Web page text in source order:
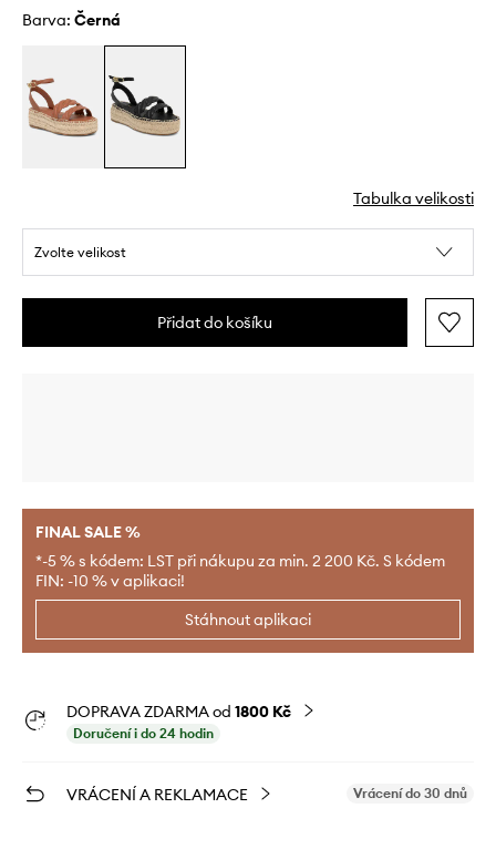
Barva: černá
Tabulka velikosti
Zvolte velikost
Přidat do košíku
FINAL SALE %
*-5 % s kódem: LST při nákupu za min. 2 200 Kč. S kódem
FIN: -10 % v aplikaci!
Stáhnout aplikaci
DOPRAVA ZDARMA od 1800 Kč
Doručení i do 24 hodin
VRÁCENÍ A REKLAMACE Vrácení do 30 dnů